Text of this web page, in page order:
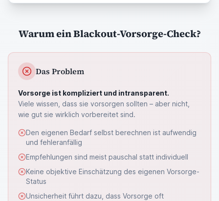
Warum ein Blackout-Vorsorge-Check?
Das Problem
Vorsorge ist kompliziert und intransparent.
Viele wissen, dass sie vorsorgen sollten – aber nicht,
wie gut sie wirklich vorbereitet sind.
Den eigenen Bedarf selbst berechnen ist aufwendig
und fehleranfällig
Empfehlungen sind meist pauschal statt individuell
Keine objektive Einschätzung des eigenen Vorsorge-
Status
Unsicherheit führt dazu, dass Vorsorge oft